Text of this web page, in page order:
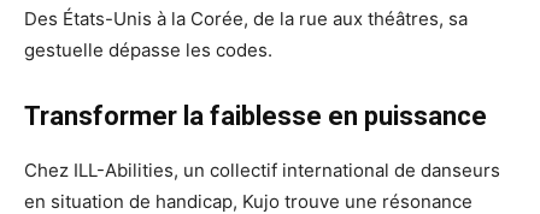
Des États-Unis à la Corée, de la rue aux théâtres, sa
gestuelle dépasse les codes.
Transformer la faiblesse en puissance
Chez ILL-Abilities, un collectif international de danseurs
en situation de handicap, Kujo trouve une résonance